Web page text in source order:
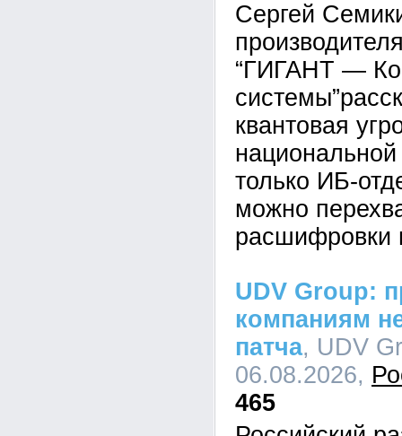
Сергей
“ГИГАНТ —
квантовая
только ИБ-
можно
расшифровки
UDV Group:
компаниям
патча, UDV
06.08.2026,
465